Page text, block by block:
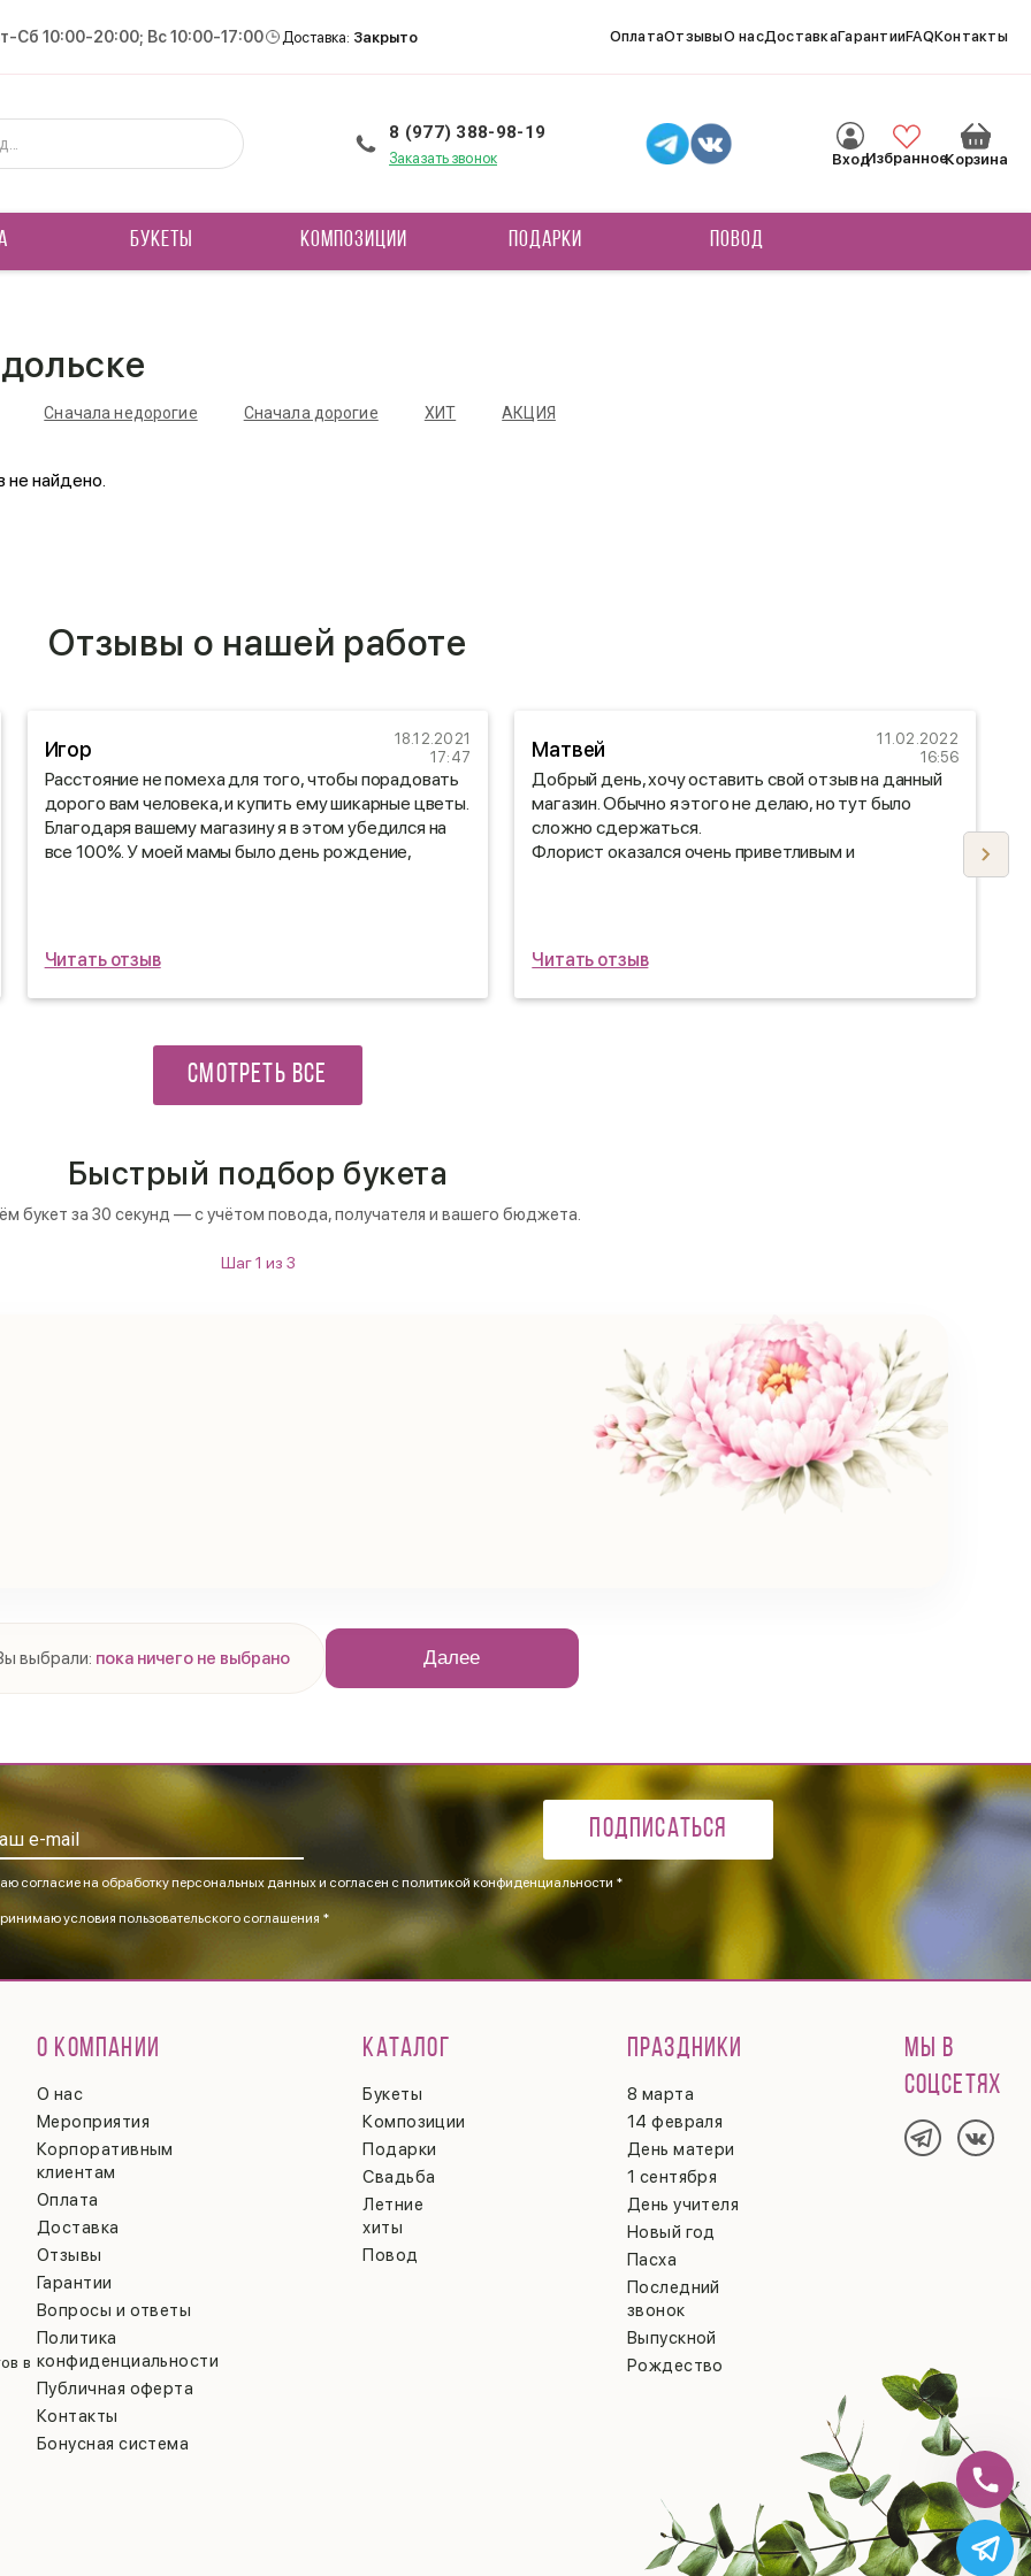
Сб 10:00-20:00; Вс 10:00-17:00 Доставка: Закрыто ОплатаОтзывыО насДоставкаГарантииFAQКонтакты
8 (977) 388-98-19
Заказать звонок ВходИзбранноеКорзина
БУКЕТЫ КОМПОЗИЦИИ ПОДАРКИ ПОВОД
Сначала недорогие Сначала дорогие ХИТ АКЦИЯ
найдено.
Отзывы о нашей работе
Игор
18.12.2021
17:47
Расстояние не помеха для того, чтобы порадовать
дорого вам человека, и купить ему шикарные цветы.
Благодаря вашему магазину я в этом убедился на
все 100%. У моей мамы было день рождение,
Читать отзыв
Матвей
11.02.2022
16:56
Добрый день, хочу оставить свой отзыв на данный
магазин. Обычно я этого не делаю, но тут было
сложно сдержаться.
Флорист оказался очень приветливым и
Читать отзыв
СМОТРЕТЬ ВСЕ
Быстрый подбор букета
букет за 30 секунд — с учётом повода, получателя и вашего бюджета.
Шаг1 из 3
выбрали: пока ничего не выбрано Далее
Подписаться
согласие на обработку персональных данных и согласен с политикой конфиденциальности *
условия пользовательского соглашения *
в
О КОМПАНИИ
О нас
Мероприятия
Корпоративным
клиентам
Оплата
Доставка
Отзывы
Гарантии
Вопросы и ответы
Политика
конфиденциальности
Публичная оферта
Контакты
Бонусная система
КАТАЛОГ
Букеты
Композиции
Подарки
Свадьба
Летние
хиты
Повод
ПРАЗДНИКИ
8 марта
14 февраля
День матери
1 сентября
День учителя
Новый год
Пасха
Последний
звонок
Выпускной
Рождество
МЫ В
СОЦСЕТЯХ